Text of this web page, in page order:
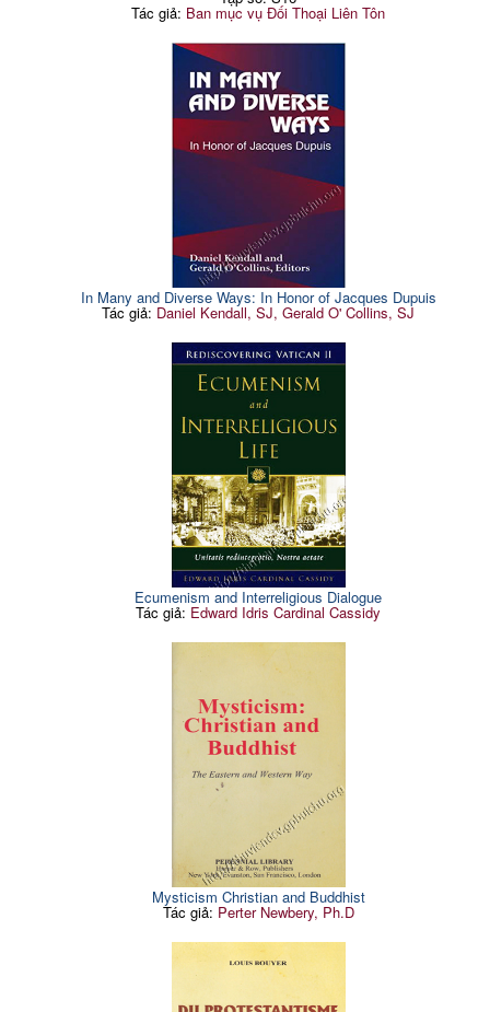
Tác giả: Ban mục vụ Đối Thoại Liên Tôn
In Many and Diverse Ways: In Honor of Jacques Dupuis
Tác giả: Daniel Kendall, SJ, Gerald O' Collins, SJ
Ecumenism and Interreligious Dialogue
Tác giả: Edward Idris Cardinal Cassidy
Mysticism Christian and Buddhist
Tác giả: Perter Newbery, Ph.D